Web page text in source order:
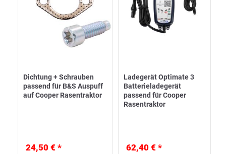
Dichtung + Schrauben
passend für B&S Auspuff
auf Cooper Rasentraktor
24,50 € *
Ladegerät Optimate 3
Batterieladegerät
passend für Cooper
Rasentraktor
62,40 € *